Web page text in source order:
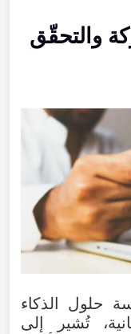
والتحقّق
حلول الذكاء
تُشير إلى